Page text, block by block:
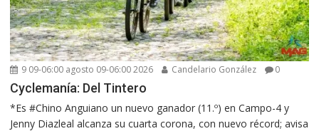
9 09-06:00 agosto 09-06:00 2026 Candelario González 0
Cyclemanía: Del Tintero
*Es #Chino Anguiano un nuevo ganador (11.º) en Campo-4 y
Jenny Diazleal alcanza su cuarta corona, con nuevo récord; avisa